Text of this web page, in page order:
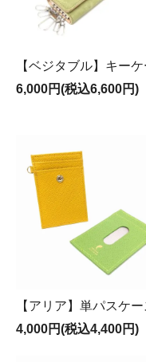
【ベジタブル】キーケ
6,000円(税込6,600円)
【アリア】単パスケー
4,000円(税込4,400円)